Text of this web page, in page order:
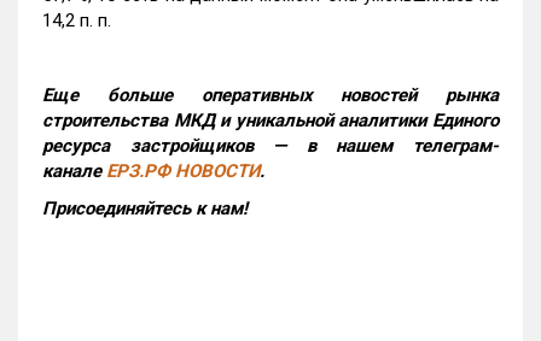
14,2 п. п.
Еще больше оперативных новостей рынка
строительства МКД и уникальной аналитики Единого
ресурса застройщиков — в нашем телеграм-
канале ЕРЗ.РФ НОВОСТИ.
Присоединяйтесь к нам!